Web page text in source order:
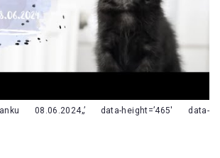
08.06.2024„’ data-height=’465′ data-